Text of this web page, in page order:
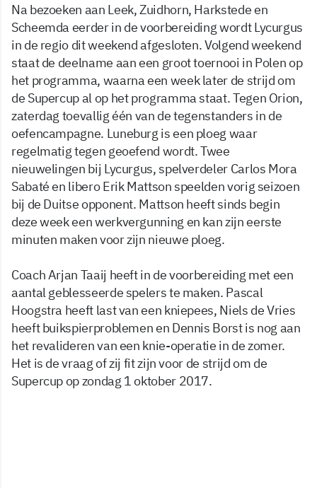
Na bezoeken aan Leek, Zuidhorn, Harkstede en
Scheemda eerder in de voorbereiding wordt Lycurgus
in de regio dit weekend afgesloten. Volgend weekend
staat de deelname aan een groot toernooi in Polen op
het programma, waarna een week later de strijd om
de Supercup al op het programma staat. Tegen Orion,
zaterdag toevallig één van de tegenstanders in de
oefencampagne. Luneburg is een ploeg waar
regelmatig tegen geoefend wordt. Twee
nieuwelingen bij Lycurgus, spelverdeler Carlos Mora
Sabaté en libero Erik Mattson speelden vorig seizoen
bij de Duitse opponent. Mattson heeft sinds begin
deze week een werkvergunning en kan zijn eerste
minuten maken voor zijn nieuwe ploeg.
Coach Arjan Taaij heeft in de voorbereiding met een
aantal geblesseerde spelers te maken. Pascal
Hoogstra heeft last van een kniepees, Niels de Vries
heeft buikspierproblemen en Dennis Borst is nog aan
het revalideren van een knie-operatie in de zomer.
Het is de vraag of zij fit zijn voor de strijd om de
Supercup op zondag 1 oktober 2017.